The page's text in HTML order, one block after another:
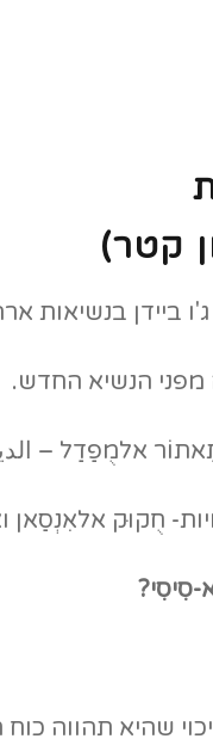
קטר)
ביידן בנשיאות
מפני הנשיא החדש.
אלמֻפַדַל –
חֻקוּק
סִיסִי?
שהיא תהווה כוח